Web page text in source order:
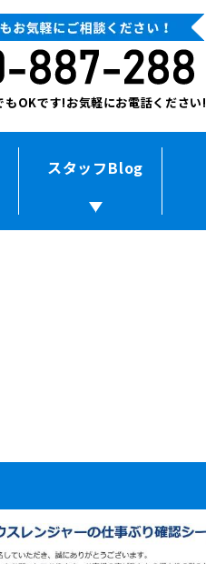
OKです!お気軽にお電話ください!
スタッフBlog